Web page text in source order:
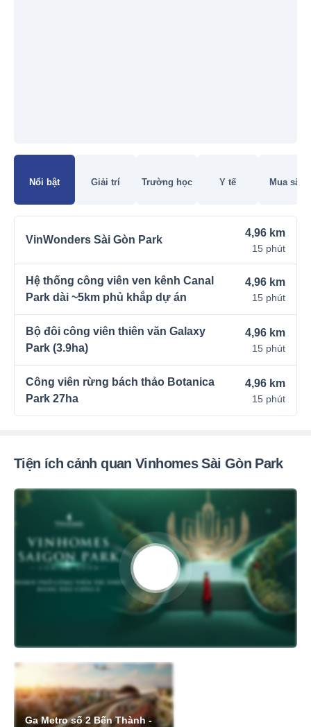
Nổi bật Giải trí Trường học Y tế Mua sắm
VinWonders Sài Gòn Park
4,96 km
15 phút
Hệ thống công viên ven kênh Canal
Park dài ~5km phủ khắp dự án
4,96 km
15 phút
Bộ đôi công viên thiên văn Galaxy
Park (3.9ha)
4,96 km
15 phút
Công viên rừng bách thảo Botanica
Park 27ha
4,96 km
15 phút
Tiện ích cảnh quan Vinhomes Sài Gòn Park
Ga Metro số 2 Bến Thành -